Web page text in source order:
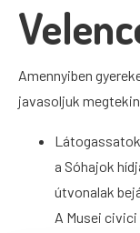
Amennyiben
javasoljuk
a Sóhajok
útvonalak
A Musei